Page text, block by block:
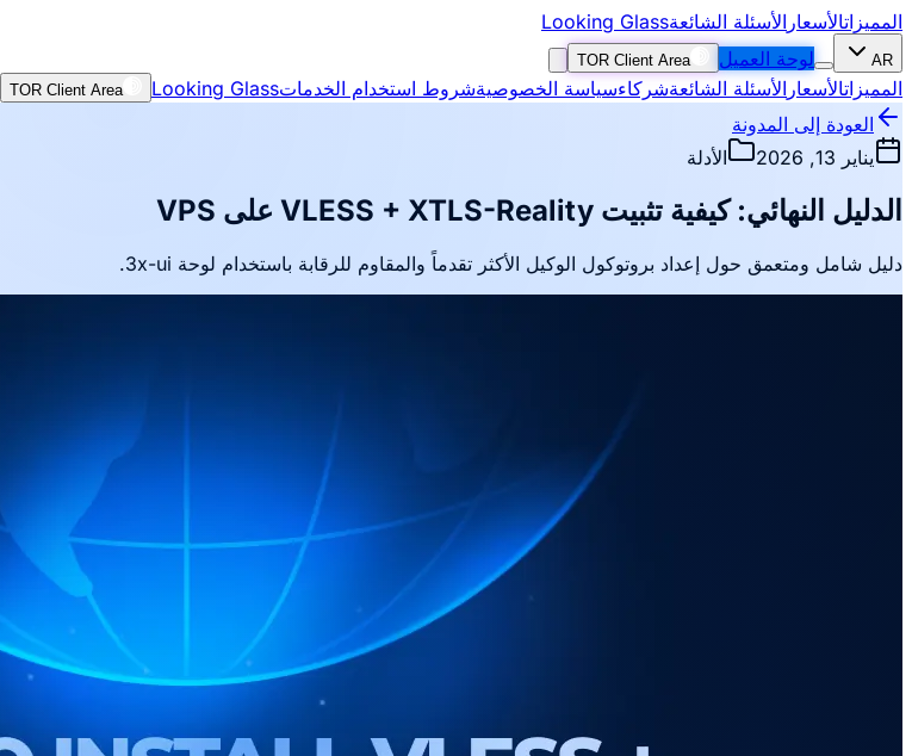
المميزاتالأسعار الأسئلة الشائعةLooking Glass
AR لوحة العميل TOR Client Area
المميزاتالأسعار الأسئلة الشائعةشركاءسياسة الخصوصيةشروط استخدام الخدماتLooking Glass
TOR Client Area
العودة إلى المدونة
يناير 13, 2026
الأدلة
الدليل النهائي: كيفية تثبيت VLESS + XTLS-Reality على VPS
دليل شامل ومتعمق حول إعداد بروتوكول الوكيل الأكثر تقدماً والمقاوم للرقابة باستخدام لوحة 3x-ui.